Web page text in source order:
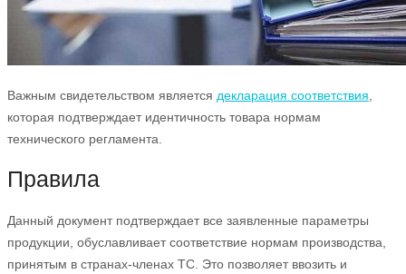
Важным свидетельством является декларация соответствия
которая подтверждает идентичность товара нормам
технического регламента.
Правила
Данный документ подтверждает все заявленные параметры
продукции, обуславливает соответствие нормам производства,
принятым в странах-членах ТС. Это позволяет ввозить и